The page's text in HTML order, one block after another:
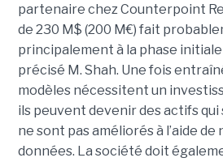
partenaire chez Counterpoint
de 230 M$ (200 M€) fait
principalement à la phase
précisé M. Shah. Une fois
modèles nécessitent un
ils peuvent devenir des actifs qui
ne sont pas améliorés à l’aide de
données. La société doit